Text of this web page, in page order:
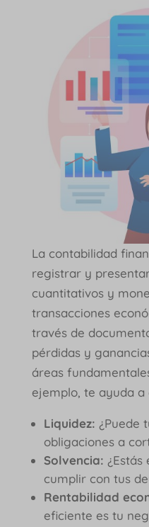
La contabilidad
registrar y
cuantitativos y
transacciones
través de
pérdidas y
áreas
ejemplo, te ayuda a
Liquidez: ¿Puede
obligaciones a
Solvencia: ¿Estás
cumplir con tus
Rentabilidad
eficiente es tu